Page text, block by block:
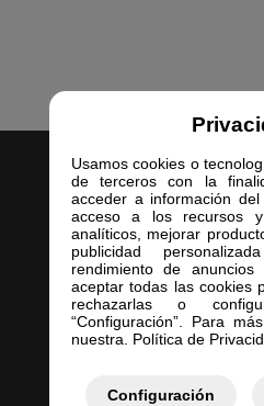
Usamos cookies o
de terceros con la
acceder a información
acceso a los recursos
analíticos, mejorar
publicidad
rendimiento de
aceptar todas las cookies
rechazarlas o
“Configuración”. Para
nuestra. Política de
Configuración
Inicio
Mis